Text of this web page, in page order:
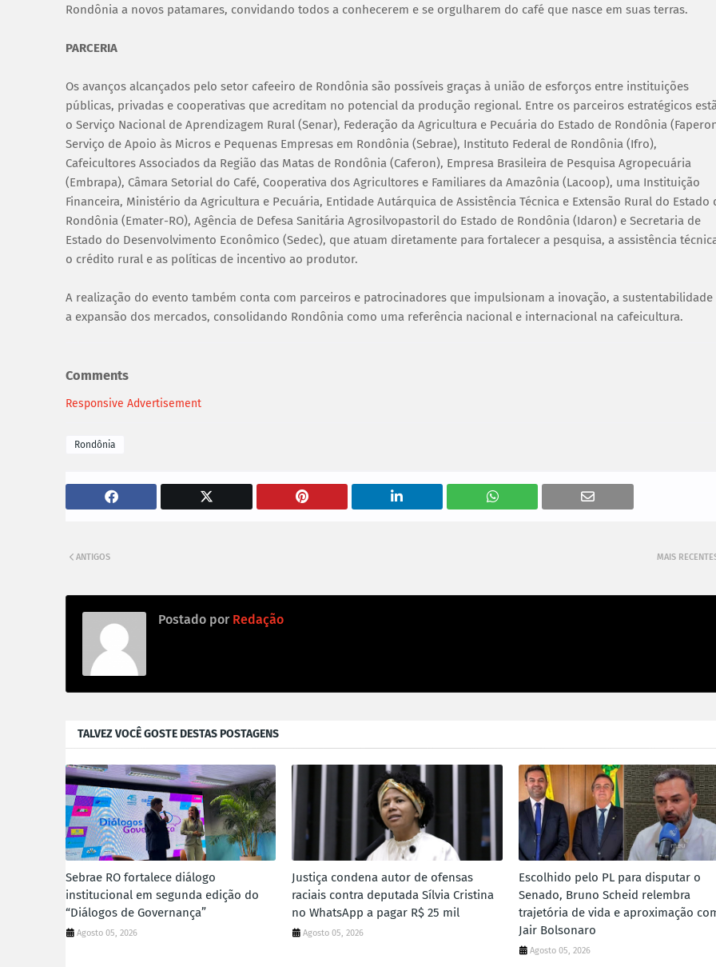
Rondônia a novos patamares, convidando todos a conhecerem e se orgulharem do café que nasce em suas terras.
PARCERIA
Os avanços alcançados pelo setor cafeeiro de Rondônia são possíveis graças à união de esforços entre instituições
públicas, privadas e cooperativas que acreditam no potencial da produção regional. Entre os parceiros estratégicos
o Serviço Nacional de Aprendizagem Rural (Senar), Federação da Agricultura e Pecuária do Estado de Rondônia
Serviço de Apoio às Micros e Pequenas Empresas em Rondônia (Sebrae), Instituto Federal de Rondônia (Ifro),
Cafeicultores Associados da Região das Matas de Rondônia (Caferon), Empresa Brasileira de Pesquisa Agropecuária
(Embrapa), Câmara Setorial do Café, Cooperativa dos Agricultores e Familiares da Amazônia (Lacoop), uma Instituição
Financeira, Ministério da Agricultura e Pecuária, Entidade Autárquica de Assistência Técnica e Extensão Rural do Estado
Rondônia (Emater-RO), Agência de Defesa Sanitária Agrosilvopastoril do Estado de Rondônia (Idaron) e Secretaria de
Estado do Desenvolvimento Econômico (Sedec), que atuam diretamente para fortalecer a pesquisa, a assistência
o crédito rural e as políticas de incentivo ao produtor.
A realização do evento também conta com parceiros e patrocinadores que impulsionam a inovação, a sustentabilidade
a expansão dos mercados, consolidando Rondônia como uma referência nacional e internacional na cafeicultura.
Comments
Responsive Advertisement
Rondônia
MAIS
ANTIGOS
Postado por Redação
TALVEZ VOCÊ GOSTE DESTAS POSTAGENS
Sebrae RO fortalece diálogo
institucional em segunda edição do
“Diálogos de Governança”
Agosto 05, 2026
Justiça condena autor de ofensas
raciais contra deputada Sílvia Cristina
no WhatsApp a pagar R$ 25 mil
Agosto 05, 2026
Escolhido pelo PL para disputar o
Senado, Bruno Scheid relembra
trajetória de vida e aproximação
Jair Bolsonaro
Agosto 05, 2026